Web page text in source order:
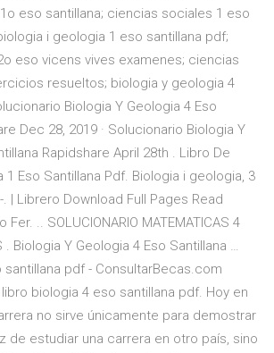
eso santillana; ciencias sociales 1 eso
i geologia 1 eso santillana pdf;
eso vicens vives examenes; ciencias
resueltos; biologia y geologia 4
Biologia Y Geologia 4 Eso
Dec 28, 2019 · Solucionario Biologia Y
Rapidshare April 28th . Libro De
1 Eso Santillana Pdf. Biologia i geologia, 3
. | Librero Download Full Pages Read
.. SOLUCIONARIO MATEMATICAS 4
. Biologia Y Geologia 4 Eso Santillana …
santillana pdf - ConsultarBecas.com
biologia 4 eso santillana pdf. Hoy en
no sirve únicamente para demostrar
de estudiar una carrera en otro país, sino